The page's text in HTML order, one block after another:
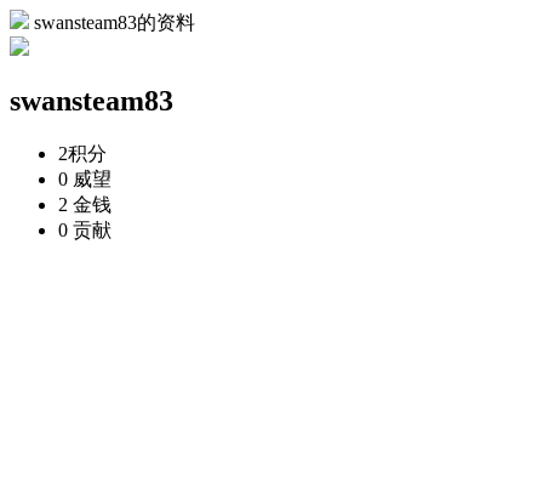
swansteam83的资料
swansteam83
2积分
0 威望
2 金钱
0 贡献